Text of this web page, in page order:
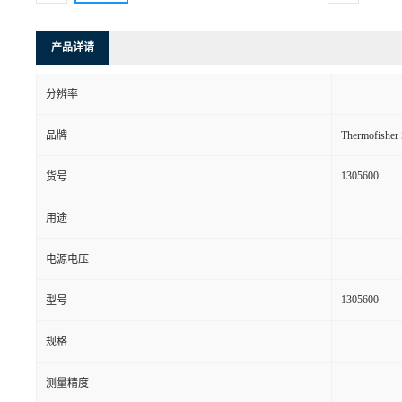
产品详请
分辨率
品牌
货号 1305600
用途
电源电压
型号 1305600
规格
测量精度